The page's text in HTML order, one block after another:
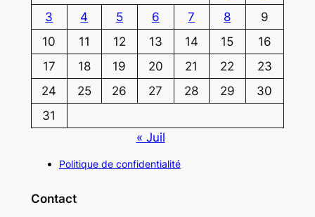
3
4 5 6 7 8
9
10
11 12 13 14 15
16
17
18 19 20 21 22
23
24
25 26 27 28 29
30
31
« Juil
Politique de confidentialité
Contact